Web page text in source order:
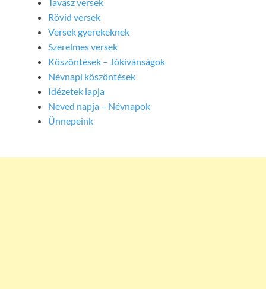
Rövid versek
Versek gyerekeknek
Szerelmes versek
Köszöntések – Jókívánságok
Névnapi köszöntések
Idézetek lapja
Neved napja – Névnapok
Ünnepeink